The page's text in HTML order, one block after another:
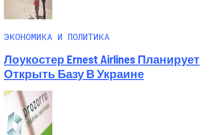
ЭКОНОМИКА И ПОЛИТИКА
Лоукостер Ernest Airlines Планирует
Открыть Базу В Украине